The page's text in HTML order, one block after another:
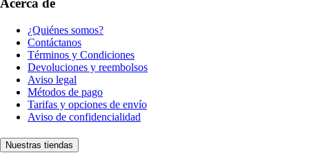
Acerca de
¿Quiénes somos?
Contáctanos
Términos y Condiciones
Devoluciones y reembolsos
Aviso legal
Métodos de pago
Tarifas y opciones de envío
Aviso de confidencialidad
Nuestras tiendas